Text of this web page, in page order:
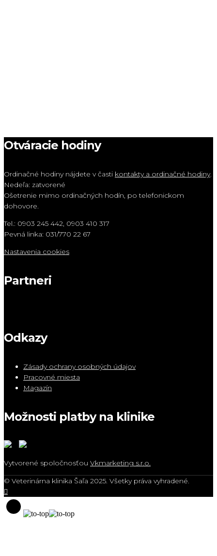
Otváracie hodiny
Ordinačné hodiny nájdete v časti kontakty a ordinačné hodiny.
Nedeľa: zatvorené
Ošetrenie mimo ordinačných hodín, po telefonickom
dohovore.
Tel.: 0903 245 442, 0903 410 317
Pevná linka: 031/770 22 67
Nastavenia cookies
Partneri
Odkazy
Zásady ochrany osobných údajov
Pracovné miesta
Magazín
Možnosti platby na klinike
Vytvorené spoločnosťou Vkmarketing s.r.o.
© Veterinárna klinika Šaľa 2025. Všetky práva vyhradené.
